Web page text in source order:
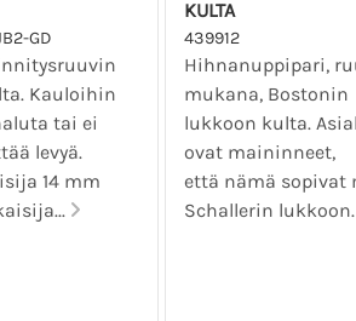
GD
Kauloihin
tai ei
levyä.
14 mm
KULTA
439912
Hihnanuppipari,
mukana, Bostonin
lukkoon kulta.
ovat maininneet,
että nämä sopivat
Schallerin lukkoon.